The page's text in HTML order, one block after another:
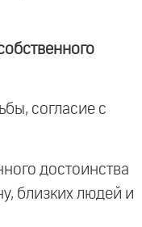
согласие с
достоинства
близких людей и